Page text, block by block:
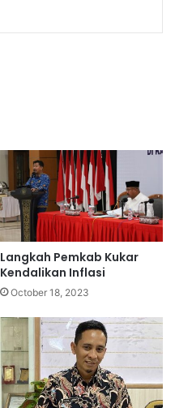
Langkah Pemkab Kukar
Kendalikan Inflasi
October 18, 2023